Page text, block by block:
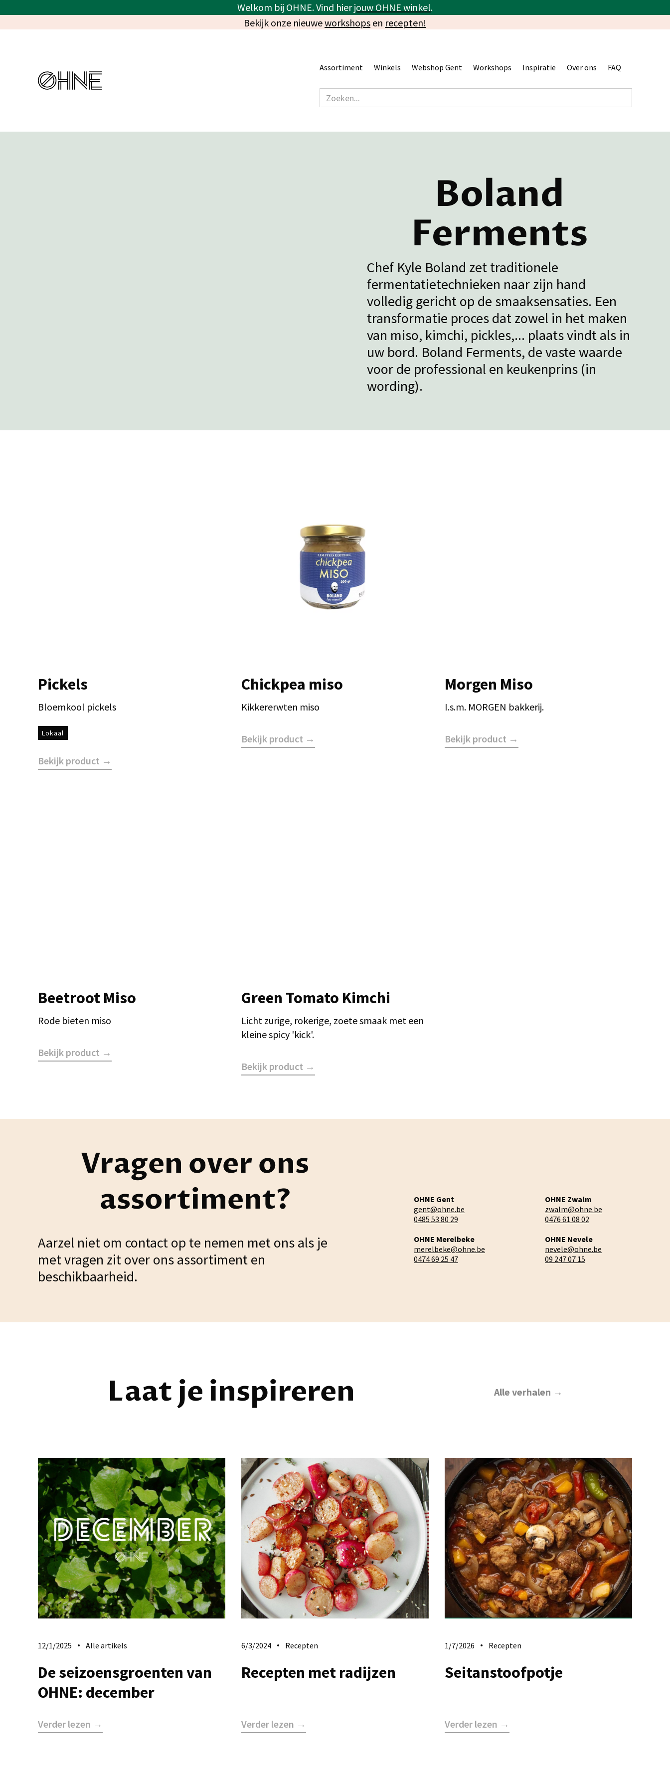
Welkom bij OHNE. Vind hierjouw OHNE winkel.
Bekijk onze nieuweworkshops en recepten!
Assortiment Winkels Webshop Gent Workshops Inspiratie Over ons FAQ
Boland
Ferments
Chef Kyle Boland zet traditionele
fermentatietechnieken naar zijn hand
volledig gericht op de smaaksensaties. Een
transformatie proces dat zowel in het maken
van miso, kimchi, pickles,... plaats vindt als in
uw bord. Boland Ferments, de vaste waarde
voor de professional en keukenprins (in
wording).
Pickels
Bloemkool pickels
Lokaal
Bekijk product →
Chickpea miso
Kikkererwten miso
Bekijk product →
Morgen Miso
I.s.m. MORGEN bakkerij.
Bekijk product →
Beetroot Miso
Rode bieten miso
Bekijk product →
Green Tomato Kimchi
Licht zurige, rokerige, zoete smaak met een
kleine spicy 'kick'.
Bekijk product →
Vragen over ons
assortiment?
Aarzel niet om contact op te nemen met ons als je
met vragen zit over ons assortiment en
beschikbaarheid.
OHNE Gent
gent@ohne.be
0485 53 80 29
OHNE Merelbeke
merelbeke@ohne.be
0474 69 25 47
OHNE Zwalm
zwalm@ohne.be
0476 61 08 02
OHNE Nevele
nevele@ohne.be
09 247 07 15
Laat je inspireren Alle verhalen →
12/1/2025 Alle artikels
De seizoensgroenten van
OHNE: december
Verder lezen →
6/3/2024 Recepten
Recepten met radijzen
Verder lezen →
1/7/2026 Recepten
Seitanstoofpotje
Verder lezen →